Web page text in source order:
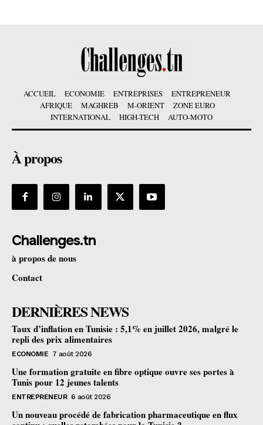
ACCUEIL ECONOMIE ENTREPRISES
ENTREPRENEUR
AFRIQUE
MAGHREB M-ORIENT
ZONE EURO
INTERNATIONAL
HIGH-TECH AUTO-MOTO
À propos
Challenges.tn
à propos de nous
Contact
DERNIÈRES NEWS
Taux d’inflation en Tunisie : 5,1% en juillet 2026, malgré le
repli des prix alimentaires
ECONOMIE 7 août 2026
Une formation gratuite en fibre optique ouvre ses portes à
Tunis pour 12 jeunes talents
ENTREPRENEUR 6 août 2026
Un nouveau procédé de fabrication pharmaceutique en flux